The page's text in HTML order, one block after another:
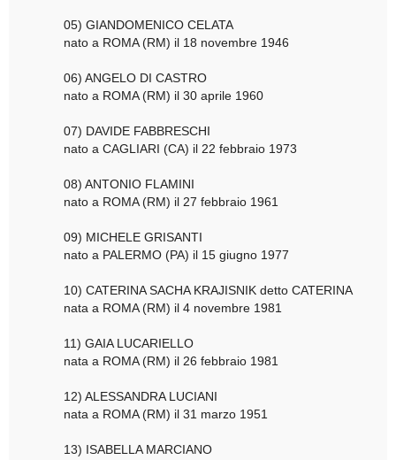
05) GIANDOMENICO CELATA
nato a ROMA (RM) il 18 novembre 1946
06) ANGELO DI CASTRO
nato a ROMA (RM) il 30 aprile 1960
07) DAVIDE FABBRESCHI
nato a CAGLIARI (CA) il 22 febbraio 1973
08) ANTONIO FLAMINI
nato a ROMA (RM) il 27 febbraio 1961
09) MICHELE GRISANTI
nato a PALERMO (PA) il 15 giugno 1977
10) CATERINA SACHA KRAJISNIK detto CATERINA
nata a ROMA (RM) il 4 novembre 1981
11) GAIA LUCARIELLO
nata a ROMA (RM) il 26 febbraio 1981
12) ALESSANDRA LUCIANI
nata a ROMA (RM) il 31 marzo 1951
13) ISABELLA MARCIANO